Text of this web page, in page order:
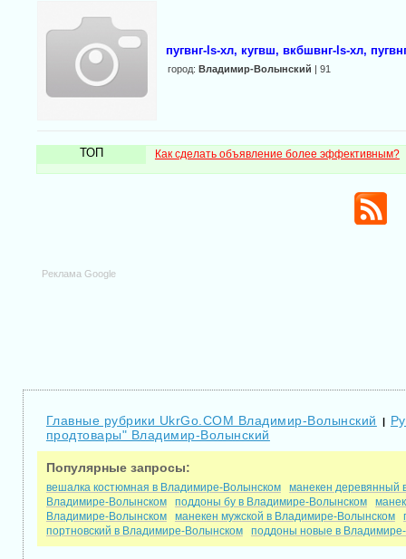
пугвнг-ls-хл, кугвш, вкбшвнг-ls-хл,
город: Владимир-Волынский | 91
ТОП Как сделать объявление более эффективным?
Реклама Google
Главные рубрики UkrGo.COM Владимир-Волынский |
продтовары" Владимир-Волынский
Популярные запросы:
вешалка костюмная в Владимире-Волынском
манекен деревянный
Владимире-Волынском
поддоны бу в Владимире-Волынском
Владимире-Волынском
манекен мужской в Владимире-Волынском
портновский в Владимире-Волынском
поддоны новые в